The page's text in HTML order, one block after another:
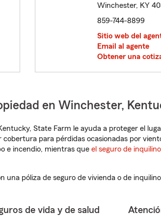
Winchester, KY
859-744-8899
Sitio web del
Email al agente
Obtener una
en Winchester,
State Farm le ayuda a proteger el
para pérdidas ocasionadas por
e incendio, mientras que el seguro de
una póliza de seguro de vivienda o de
de vida y de salud